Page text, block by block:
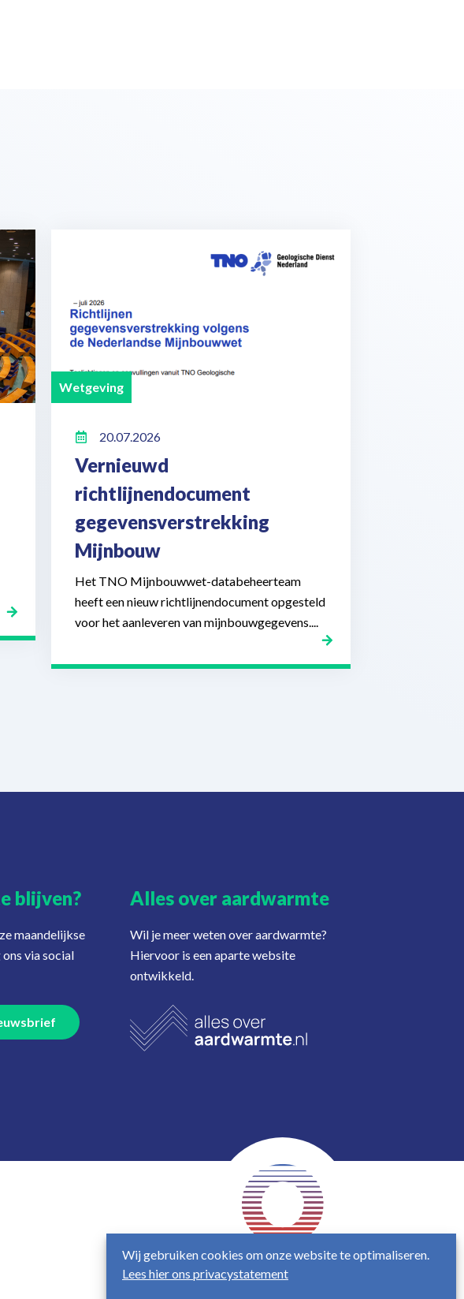
Wij gebruiken cookies om onze website te optimaliseren.
Lees hier ons privacystatement
Wetgeving
20.07.2026
Vernieuwd
richtlijnendocument
gegevensverstrekking
Mijnbouw
Het TNO Mijnbouwwet-databeheerteam
heeft een nieuw richtlijnendocument opgesteld
voor het aanleveren van mijnbouwgegevens....
blijven?
maandelijkse
via social
Alles over aardwarmte
Wil je meer weten over aardwarmte?
Hiervoor is een aparte website
ontwikkeld.